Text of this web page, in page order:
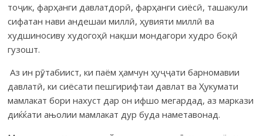
тоҷик, фарҳанги давлатдорӣ, фарҳанги сиёсӣ, ташакули
сифатан нави андешаи миллӣ, ҳувияти миллӣ ва
худшиносиву худогоҳӣ нақши мондагори худро бо­қӣ
гузошт.
Аз ин рӯ, табиист, ки паём ҳамчун ҳуҷҷати барномавии
давлатӣ, ки сиёсати пешгирифтаи давлат ва Ҳукумати
мамлакат бори нахуст дар он иф­шо мегардад, аз маркази
диќќати ањолии мамлакат дур буда на­ме­та­вонад.